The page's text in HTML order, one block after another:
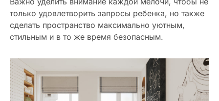
только удовлетворить запросы ребенка, но также
сделать пространство максимально уютным,
стильным и в то же время безопасным.